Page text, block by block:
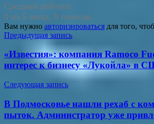
Средний рейтинг
0 из 5 звезд. 0 голосов.
Вам нужно авторизироваться для того,
Навигация
по
записям
Предыдущая запись
«Известия»: компания Ramoco
интерес к бизнесу «Лукойла» в
Следующая запись
В Подмосковье нашли рехаб с
пыток. Администратор уже